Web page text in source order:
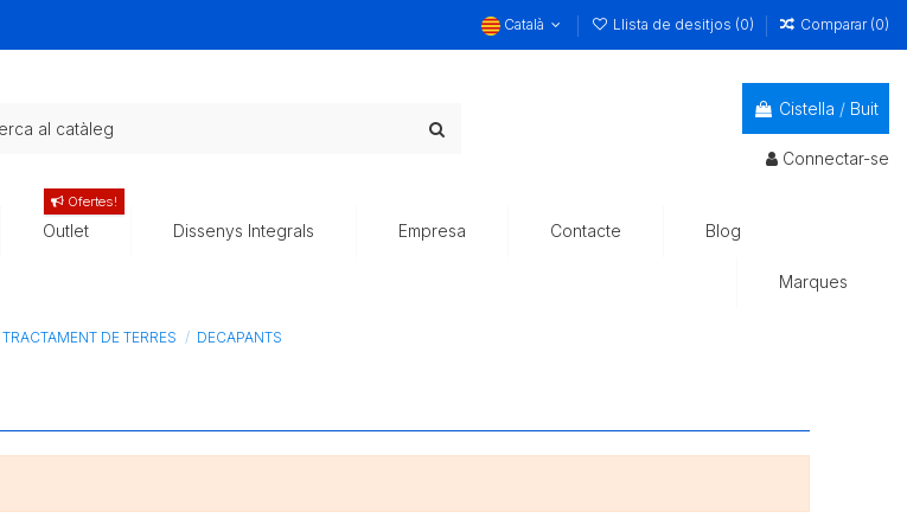
Català Llista de desitjos (0) Comparar (0)
Cistella / Buit
Connectar-se
Outlet
Ofertes!
Dissenys Integrals Empresa Contacte Blog
Marques
DE TERRES DECAPANTS